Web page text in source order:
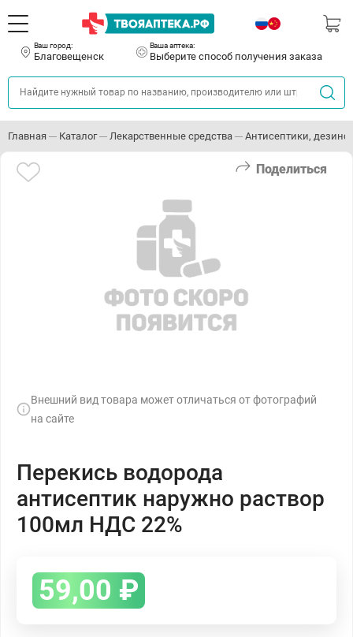
Ваш город:
Благовещенск
Ваша аптека:
Выберите способ получения заказа
Главная Каталог Лекарственные средства Антисептики,
Поделиться
Внешний вид товара может отличаться от фотографий
на сайте
Перекись водорода
антисептик наружно раствор
100мл НДС 22%
59,00 ₽